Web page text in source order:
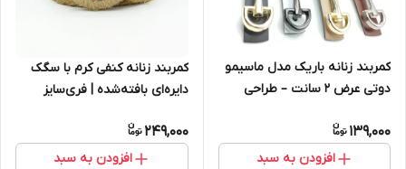
کمربند زنانه باریک مدل ماسیمو
دوتی عرض ۲ سانت – طراحی
139,000
افزودن به سبد
کمربند زنانه کنفی کرم با سگک
دایره‌ای بافته‌شده | فری‌سایز
249,000
افزودن به سبد